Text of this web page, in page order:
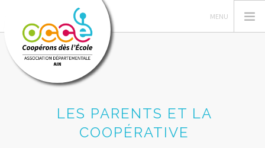
LES PARENTS ET LA
COOPÉRATIVE